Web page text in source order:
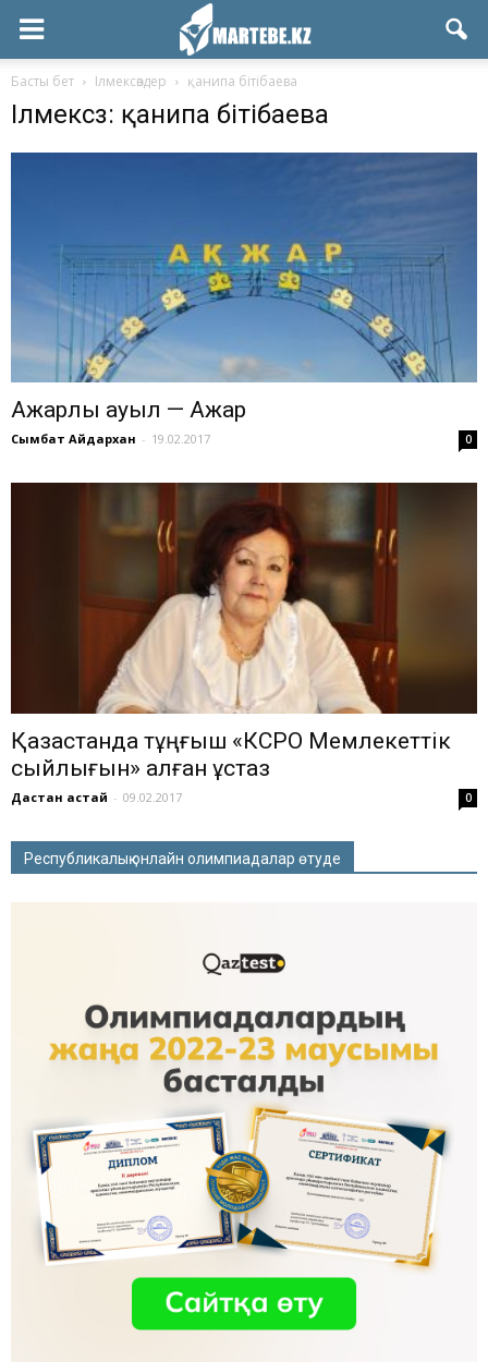
Басты бет Ілмексөздер қанипа бітібаева
Ілмексөз: қанипа бітібаева
Ажарлы ауыл — Ақжар
Сымбат Айдархан - 19.02.2017 0
Қазақстанда тұңғыш «КСРО Мемлекеттік
сыйлығын» алған ұстаз
Дастан Қастай - 09.02.2017 0
Республикалық онлайн олимпиадалар өтуде